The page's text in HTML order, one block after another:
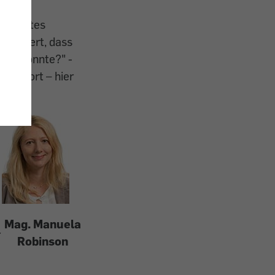
dass
könnte?" -
Antwort – hier
Mag. Manuela
Robinson